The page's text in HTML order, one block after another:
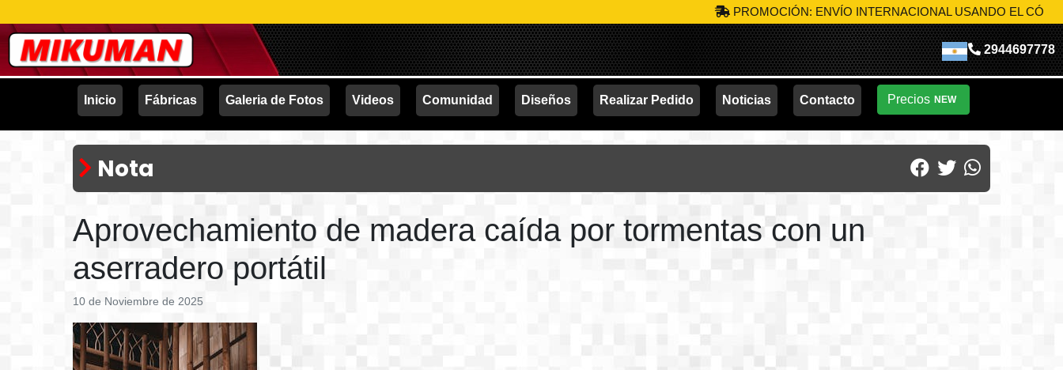
PROMOCIÓN: ENVÍO INTERNACIONAL USANDO EL CÓDIGOMIK-
2944697778
Inicio Fábricas Galeria de Fotos Videos Comunidad Diseños Realizar Pedido Noticias Contacto Precios NEW
Nota
Aprovechamiento de madera caída por tormentas con un
aserradero portátil
10 de Noviembre de 2025